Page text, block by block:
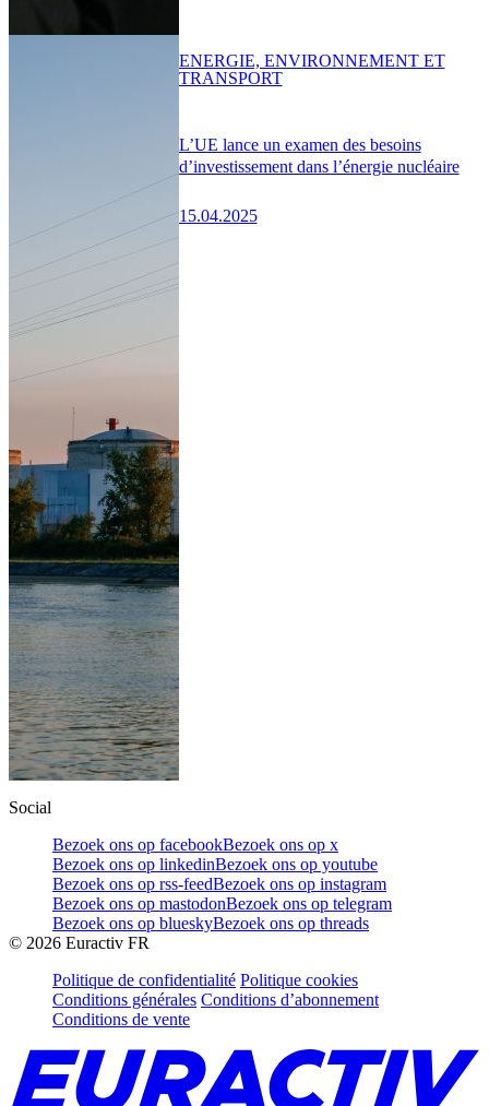
L’UE lance un examen des besoins
d’investissement dans l’énergie nucléaire
15.04.2025
ENERGIE, ENVIRONNEMENT ET
TRANSPORT
Social
Bezoek ons op facebookBezoek ons op x
Bezoek ons op linkedinBezoek ons op youtube
Bezoek ons op rss-feedBezoek ons op instagram
Bezoek ons op mastodonBezoek ons op telegram
Bezoek ons op blueskyBezoek ons op threads
© 2026 Euractiv FR
Politique de confidentialité Politique cookies
Conditions générales Conditions d’abonnement
Conditions de vente